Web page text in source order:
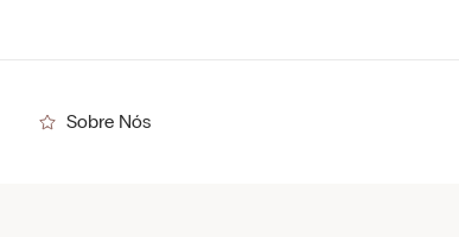
Sobre Nós